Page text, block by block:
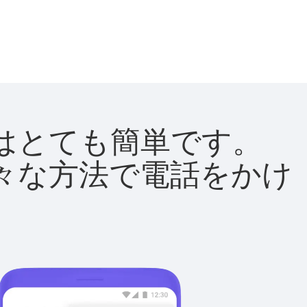
ても簡単です。
な方法で電話をかけ